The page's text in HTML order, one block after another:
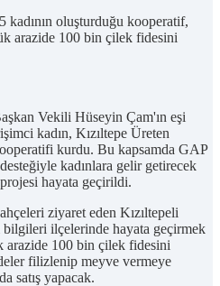
kadının oluşturduğu kooperatif,
arazide 100 bin çilek fidesini
Vekili Hüseyin Çam'ın eşi
kadın, Kızıltepe Üreten
kurdu. Bu kapsamda GAP
kadınlara gelir getirecek
hayata geçirildi.
ziyaret eden Kızıltepeli
ilçelerinde hayata geçirmek
arazide 100 bin çilek fidesini
filizlenip meyve vermeye
satış yapacak.